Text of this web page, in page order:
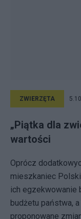
ZWIERZĘTA
„Piątka dla
wartości
Oprócz
mieszkaniec
ich egzekwowanie
budżetu państwa,
proponowane